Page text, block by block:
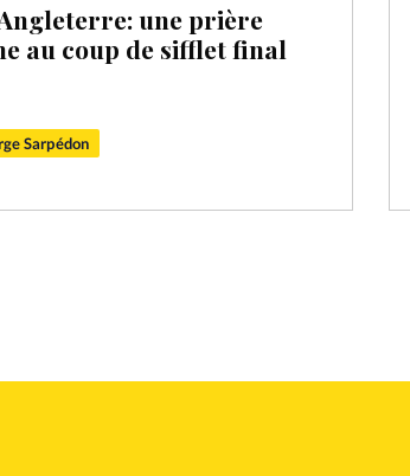
une prière
au coup de sifflet final
Sarpédon